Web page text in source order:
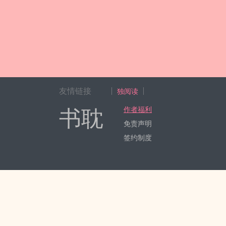
友情链接 独阅读
书耽
作者福利
免责声明
签约制度